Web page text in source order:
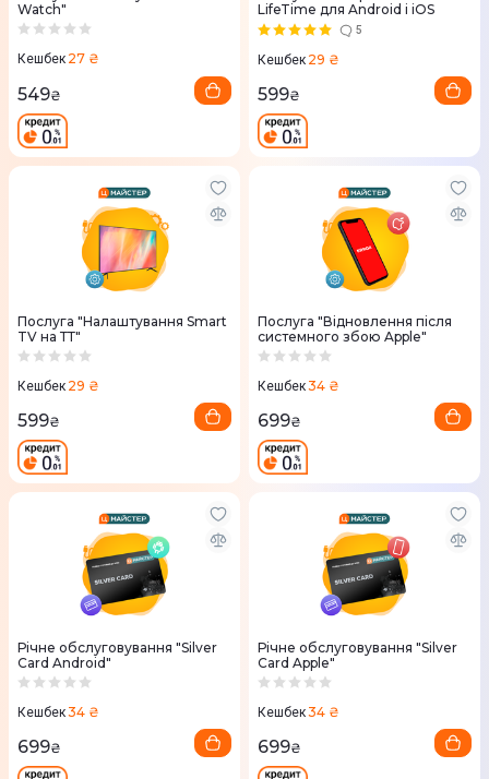
Watch"
Кешбек 27 ₴
549₴
LifeTime для Android і iOS
5
Кешбек 29 ₴
599₴
Послуга "Налаштування Smart
TV на ТТ"
Кешбек 29 ₴
599₴
Послуга "Відновлення після
системного збою Apple"
Кешбек34 ₴
699₴
Річне обслуговування "Silver
Card Android"
Кешбек34 ₴
699₴
Річне обслуговування "Silver
Card Apple"
Кешбек34 ₴
699₴